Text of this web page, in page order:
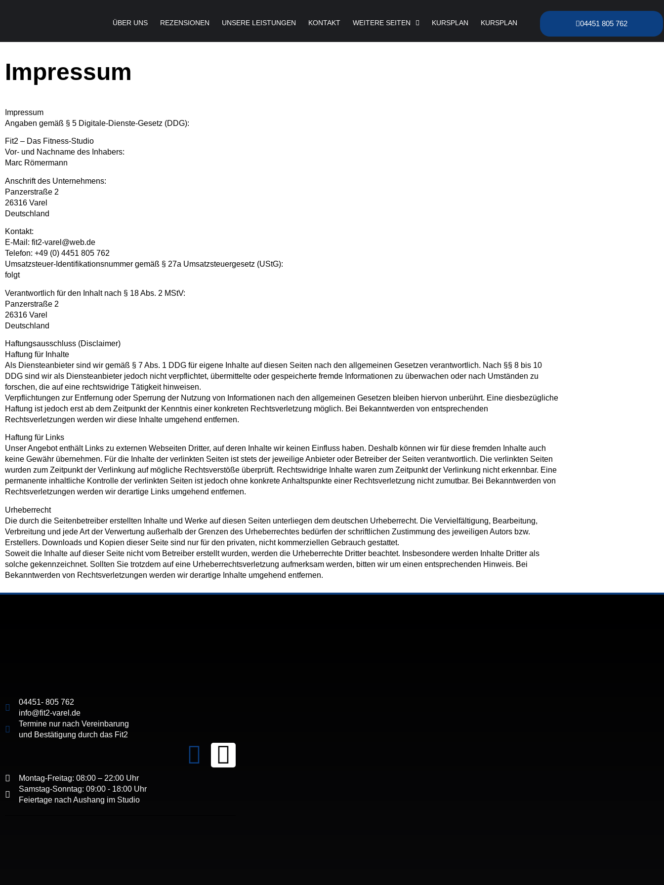
ÜBER UNS REZENSIONEN UNSERE LEISTUNGEN KONTAKT WEITERE SEITEN KURSPLAN KURSPLAN 04451 805 762
Impressum
Impressum
Angaben gemäß § 5 Digitale-Dienste-Gesetz (DDG):
Fit2 – Das Fitness-Studio
Vor- und Nachname des Inhabers:
Marc Römermann
Anschrift des Unternehmens:
Panzerstraße 2
26316 Varel
Deutschland
Kontakt:
E-Mail: fit2-varel@web.de
Telefon: +49 (0) 4451 805 762
Umsatzsteuer-Identifikationsnummer gemäß § 27a Umsatzsteuergesetz (UStG):
folgt
Verantwortlich für den Inhalt nach § 18 Abs. 2 MStV:
Panzerstraße 2
26316 Varel
Deutschland
Haftungsausschluss (Disclaimer)
Haftung für Inhalte
Als Diensteanbieter sind wir gemäß § 7 Abs. 1 DDG für eigene Inhalte auf diesen Seiten nach den allgemeinen Gesetzen verantwortlich. Nach §§ 8 bis 10
DDG sind wir als Diensteanbieter jedoch nicht verpflichtet, übermittelte oder gespeicherte fremde Informationen zu überwachen oder nach Umständen zu
forschen, die auf eine rechtswidrige Tätigkeit hinweisen.
Verpflichtungen zur Entfernung oder Sperrung der Nutzung von Informationen nach den allgemeinen Gesetzen bleiben hiervon unberührt. Eine diesbezügliche
Haftung ist jedoch erst ab dem Zeitpunkt der Kenntnis einer konkreten Rechtsverletzung möglich. Bei Bekanntwerden von entsprechenden
Rechtsverletzungen werden wir diese Inhalte umgehend entfernen.
Haftung für Links
Unser Angebot enthält Links zu externen Webseiten Dritter, auf deren Inhalte wir keinen Einfluss haben. Deshalb können wir für diese fremden Inhalte auch
keine Gewähr übernehmen. Für die Inhalte der verlinkten Seiten ist stets der jeweilige Anbieter oder Betreiber der Seiten verantwortlich. Die verlinkten Seiten
wurden zum Zeitpunkt der Verlinkung auf mögliche Rechtsverstöße überprüft. Rechtswidrige Inhalte waren zum Zeitpunkt der Verlinkung nicht erkennbar. Eine
permanente inhaltliche Kontrolle der verlinkten Seiten ist jedoch ohne konkrete Anhaltspunkte einer Rechtsverletzung nicht zumutbar. Bei Bekanntwerden von
Rechtsverletzungen werden wir derartige Links umgehend entfernen.
Urheberrecht
Die durch die Seitenbetreiber erstellten Inhalte und Werke auf diesen Seiten unterliegen dem deutschen Urheberrecht. Die Vervielfältigung, Bearbeitung,
Verbreitung und jede Art der Verwertung außerhalb der Grenzen des Urheberrechtes bedürfen der schriftlichen Zustimmung des jeweiligen Autors bzw.
Erstellers. Downloads und Kopien dieser Seite sind nur für den privaten, nicht kommerziellen Gebrauch gestattet.
Soweit die Inhalte auf dieser Seite nicht vom Betreiber erstellt wurden, werden die Urheberrechte Dritter beachtet. Insbesondere werden Inhalte Dritter als
solche gekennzeichnet. Sollten Sie trotzdem auf eine Urheberrechtsverletzung aufmerksam werden, bitten wir um einen entsprechenden Hinweis. Bei
Bekanntwerden von Rechtsverletzungen werden wir derartige Inhalte umgehend entfernen.
04451- 805 762
info@fit2-varel.de
Termine nur nach Vereinbarung
und Bestätigung durch das Fit2
Montag-Freitag: 08:00 – 22:00 Uhr
Samstag-Sonntag: 09:00 - 18:00 Uhr
Feiertage nach Aushang im Studio